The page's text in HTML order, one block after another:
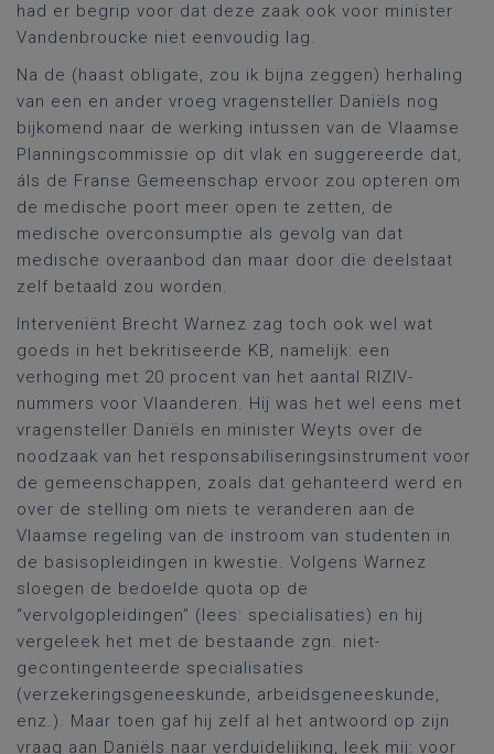
had er begrip voor dat deze zaak ook voor minister
Vandenbroucke niet eenvoudig lag.
Na de (haast obligate, zou ik bijna zeggen) herhaling
van een en ander vroeg vragensteller Daniëls nog
bijkomend naar de werking intussen van de Vlaamse
Planningscommissie op dit vlak en suggereerde dat,
áls de Franse Gemeenschap ervoor zou opteren om
de medische poort meer open te zetten, de
medische overconsumptie als gevolg van dat
medische overaanbod dan maar door die deelstaat
zelf betaald zou worden.
Interveniënt Brecht Warnez zag toch ook wel wat
goeds in het bekritiseerde KB, namelijk: een
verhoging met 20 procent van het aantal RIZIV-
nummers voor Vlaanderen. Hij was het wel eens met
vragensteller Daniëls en minister Weyts over de
noodzaak van het responsabiliseringsinstrument voor
de gemeenschappen, zoals dat gehanteerd werd en
over de stelling om niets te veranderen aan de
Vlaamse regeling van de instroom van studenten in
de basisopleidingen in kwestie. Volgens Warnez
sloegen de bedoelde quota op de
“vervolgopleidingen” (lees: specialisaties) en hij
vergeleek het met de bestaande zgn. niet-
gecontingenteerde specialisaties
(verzekeringsgeneeskunde, arbeidsgeneeskunde,
enz.). Maar toen gaf hij zelf al het antwoord op zijn
vraag aan Daniëls naar verduidelijking, leek mij: voor